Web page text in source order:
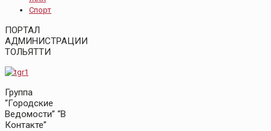
Спорт
ПОРТАЛ
АДМИНИСТРАЦИИ
ТОЛЬЯТТИ
Группа
“Городские
Ведомости” “В
Контакте”